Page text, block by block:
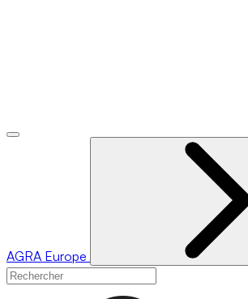
AGRA Europe